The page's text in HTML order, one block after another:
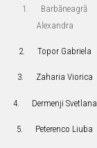
1. Barbăneagră
Alexandra
2. Topor Gabriela
3. Zaharia Viorica
4. Dermenji Svetlana
5. Peterenco Liuba